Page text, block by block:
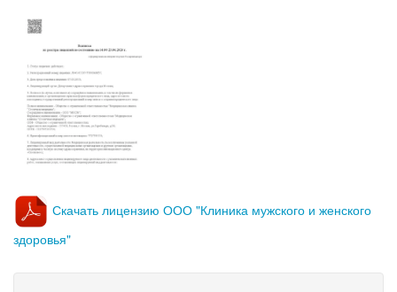
Скачать лицензию ООО "Клиника мужского и женского
здоровья"